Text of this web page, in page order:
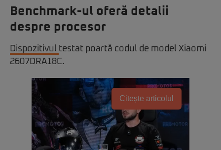
Benchmark-ul oferă detalii
despre procesor
Dispozitivul testat poartă codul de model Xiaomi
2607DRA18C.
Citește articolul